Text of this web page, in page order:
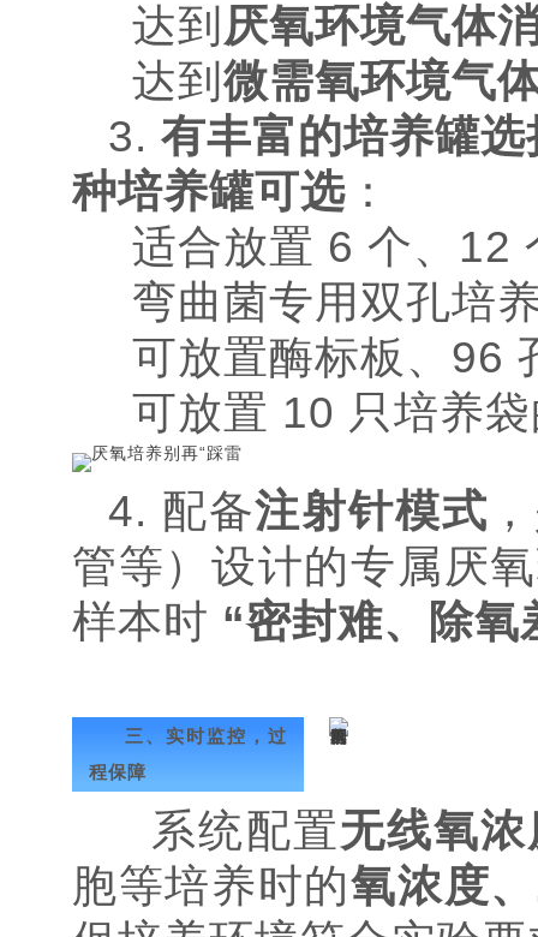
达到 厌氧环境气体
达到 微需氧环境气
3. 有丰富的培养罐选
种培养罐可选 ：
适合放置 6 个、12
弯曲菌专用双孔培
可放置酶标板、96
可放置 10 只培养
4. 配备注射针模式
管等）设计的专属厌
样本时 “密封难、除
三、实时监控，过
程保障
系统配置无线氧
胞等培养时的氧浓度